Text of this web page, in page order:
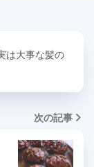
は大事な髪の
次の記事